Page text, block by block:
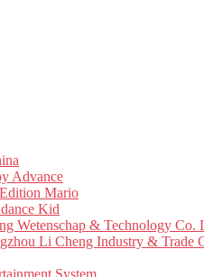
Advance
Mario
Kid
Wetenschap & Technology Co.
Li Cheng Industry & Trade